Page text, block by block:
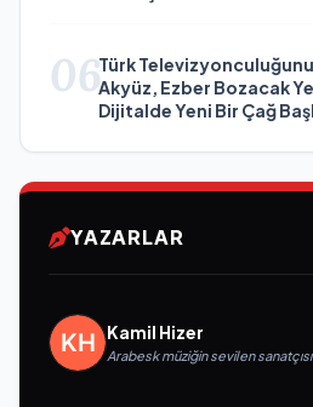
06Türk
Akyüz, Ezber Bozacak
Dijitalde Yeni Bir Çağ
YAZARLAR
Kamil Hizer
Arabesk müziğin sevilen